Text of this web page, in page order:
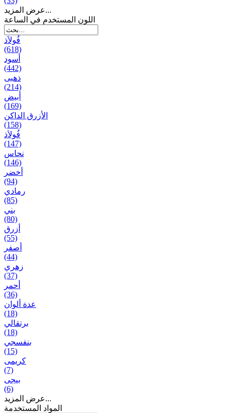
عرض المزيد...
اللون المستخدم في الساعة
فُولاَذ
(618)
أسود
(442)
ذهبی
(214)
أبيض
(169)
الأزرق الداكن
(158)
فُولاَذ
(147)
نحاس
(146)
أخضر
(94)
رمادي
(85)
بني
(80)
أزرق
(55)
أصفر
(44)
زهري
(37)
أحمر
(36)
عدة ألوان
(18)
برتقالي
(18)
بنفسجي
(15)
کریمی
(7)
بيجی
(6)
عرض المزيد...
المواد المستخدمة